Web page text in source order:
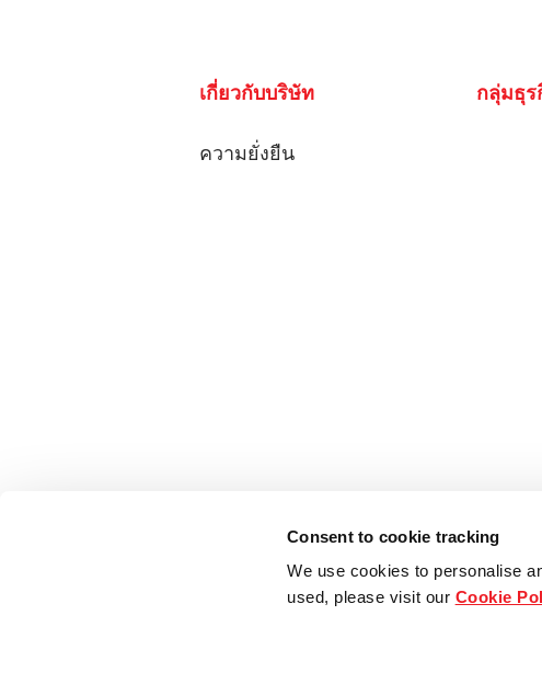
Consent to cookie tracking
We use cookies to personalise
used, please visit our Cookie
เกี่ยวกับบริษัท
ความยั่งยืน
กลุ่มธุร